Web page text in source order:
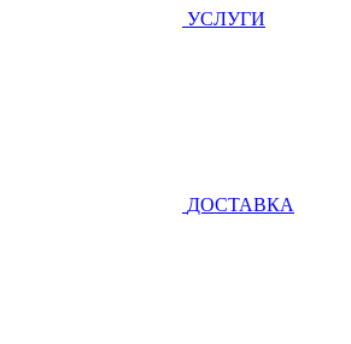
УСЛУГИ
ДОСТАВКА